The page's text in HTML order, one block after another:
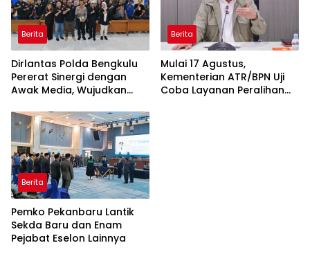
Berita
Dirlantas Polda Bengkulu
Pererat Sinergi dengan
Awak Media, Wujudkan
dan Berkualitas
Berita
Mulai 17 Agustus,
Kementerian ATR/BPN Uji
Coba Layanan Peralihan
Berita
Pemko Pekanbaru Lantik
Sekda Baru dan Enam
Pejabat Eselon Lainnya